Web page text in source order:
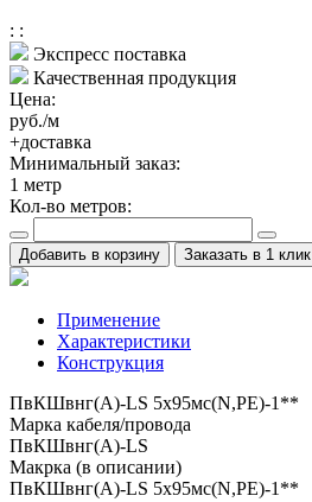
: :
Экспресс поставка
Качественная продукция
Цена:
руб./м
+доставка
Минимальный заказ:
1 метр
Кол-во метров:
Добавить в корзину Заказать в 1 клик
Применение
Характеристики
Конструкция
ПвКШвнг(A)-LS 5x95мс(N,PE)-1**
Марка кабеля/провода
ПвКШвнг(A)-LS
Макрка (в описании)
ПвКШвнг(A)-LS 5x95мс(N,PE)-1**